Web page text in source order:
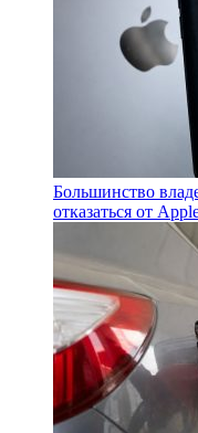
Большинство
отказаться от